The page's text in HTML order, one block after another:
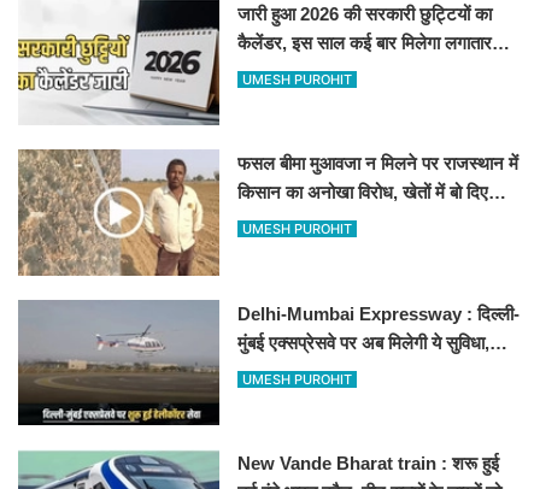
जारी हुआ 2026 की सरकारी छुट्टियों का
कैलेंडर, इस साल कई बार मिलेगा लगातार
अवकाश, देखें
UMESH PUROHIT
फसल बीमा मुआवजा न मिलने पर राजस्थान में
किसान का अनोखा विरोध, खेतों में बो दिए
500-500 रुपए के नोट, वीडियो वायरल
UMESH PUROHIT
Delhi-Mumbai Expressway : दिल्ली-
मुंबई एक्सप्रेसवे पर अब मिलेगी ये सुविधा,
हेलीकॉप्टर सर्विस से तुरंत घायल पहुंचेगा
UMESH PUROHIT
New Vande Bharat train : शरू हुई